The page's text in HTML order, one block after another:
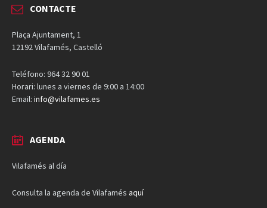
CONTACTE
Plaça Ajuntament, 1
12192 Vilafamés, Castelló
Teléfono: 964 32 90 01
Horari: lunes a viernes de 9:00 a 14:00
Email: info@vilafames.es
AGENDA
Vilafamés al día
Consulta la agenda de Vilafamés aquí